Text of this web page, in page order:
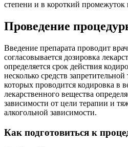
степени и в короткий промежуток
Проведение
Введение препарата проводит
согласовывается дозировка
определяется срок действия
несколько средств
которых проводится кодировка в
лекарственного вещества
зависимости от цели терапии и
алкогольной зависимости.
Как подготовиться к